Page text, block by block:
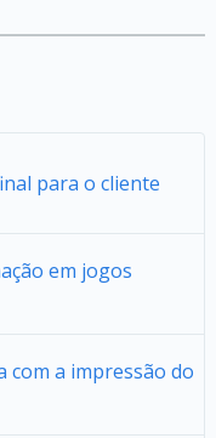
para o cliente
em jogos
com a impressão do